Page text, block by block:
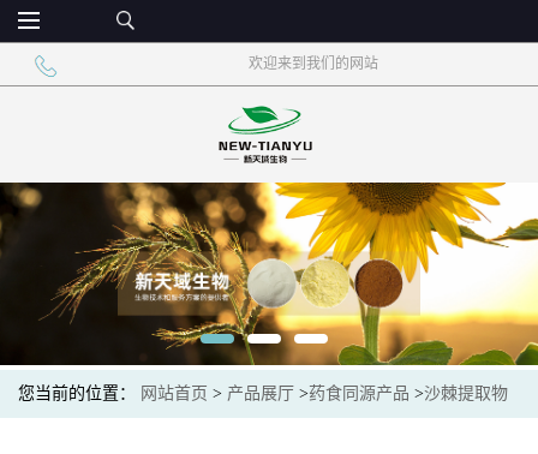
欢迎来到我们的网站
您当前的位置： 网站首页 > 产品展厅 >药食同源产品 >沙棘提取物